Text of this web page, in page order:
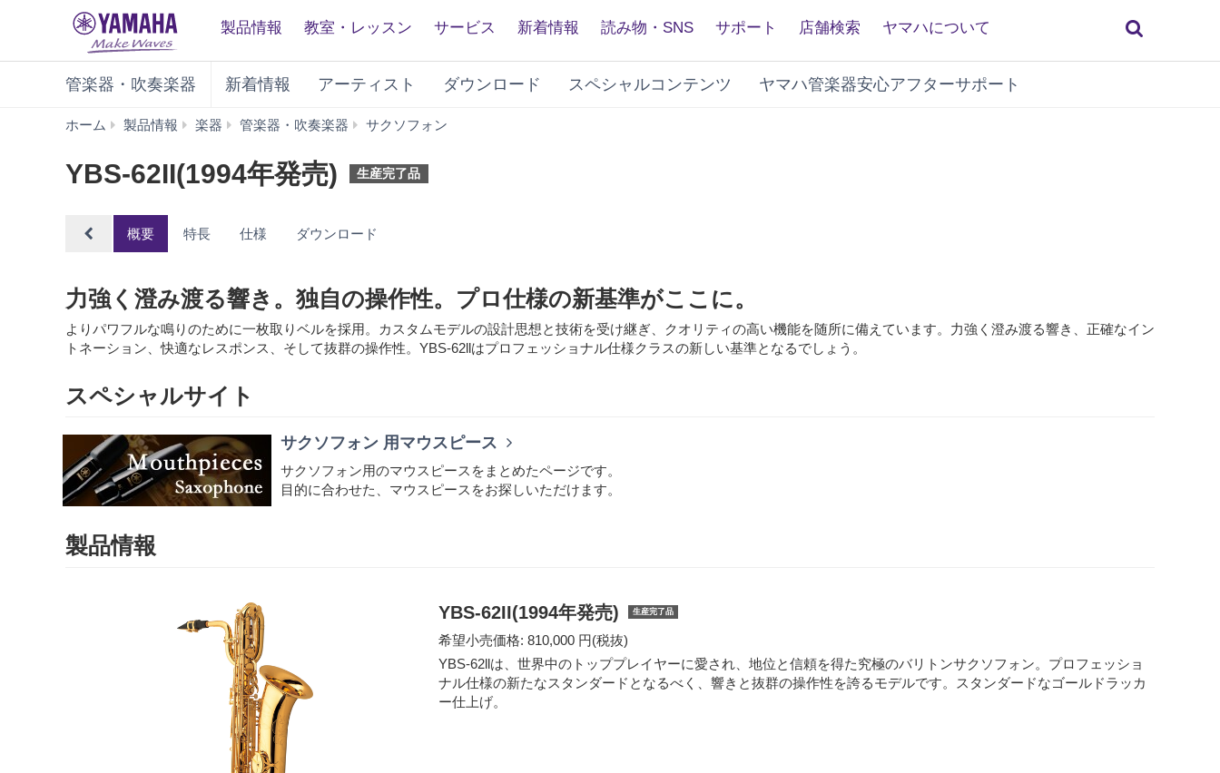
製品情報 教室・レッスン サービス 新着情報 読み物・SNS サポート 店舗検索 ヤマハについて
管楽器・吹奏楽器 新着情報 アーティスト ダウンロード スペシャルコンテンツ ヤマハ管楽器安心アフターサポート
ホーム 製品情報 楽器 管楽器・吹奏楽器 サクソフォン
YBS-62II(1994年発売) 生産完了品
概要 特長 仕様 ダウンロード
力強く澄み渡る響き。独自の操作性。プロ仕様の新基準がここに。
よりパワフルな鳴りのために一枚取りベルを採用。カスタムモデルの設計思想と技術を受け継ぎ、クオリティの高い機能を随所に備えています。力強く澄み渡る響き、正確なイン
トネーション、快適なレスポンス、そして抜群の操作性。YBS-62llはプロフェッショナル仕様クラスの新しい基準となるでしょう。
スペシャルサイト
サクソフォン 用マウスピース
サクソフォン用のマウスピースをまとめたページです。
目的に合わせた、マウスピースをお探しいただけます。
製品情報
YBS-62II(1994年発売) 生産完了品
希望小売価格: 810,000 円(税抜)
YBS-62llは、世界中のトッププレイヤーに愛され、地位と信頼を得た究極のバリトンサクソフォン。プロフェッショ
ナル仕様の新たなスタンダードとなるべく、響きと抜群の操作性を誇るモデルです。スタンダードなゴールドラッカ
ー仕上げ。